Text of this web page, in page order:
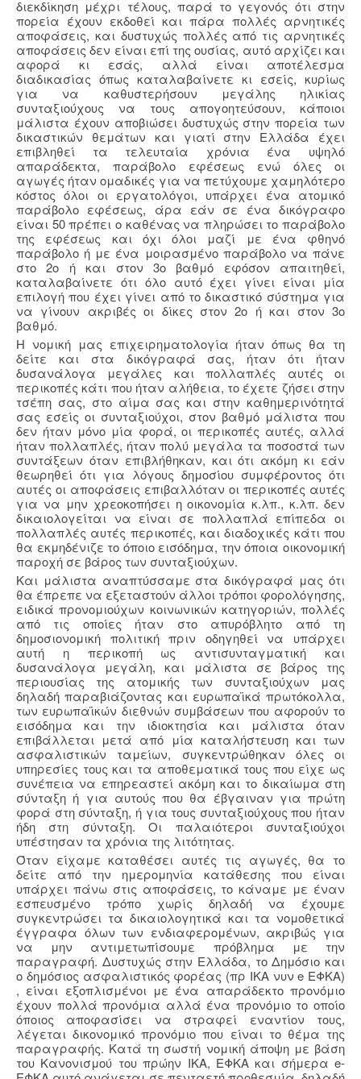
διεκδίκηση μέχρι τέλους, παρά το γεγονός ότι στην
πορεία έχουν εκδοθεί και πάρα πολλές αρνητικές
αποφάσεις, και δυστυχώς πολλές από τις αρνητικές
αποφάσεις δεν είναι επί της ουσίας, αυτό αρχίζει και
αφορά κι εσάς, αλλά είναι αποτέλεσμα
διαδικασίας όπως καταλαβαίνετε κι εσείς, κυρίως
για να καθυστερήσουν μεγάλης ηλικίας
συνταξιούχους να τους απογοητεύσουν, κάποιοι
μάλιστα έχουν αποβιώσει δυστυχώς στην πορεία των
δικαστικών θεμάτων και γιατί στην Ελλάδα έχει
επιβληθεί τα τελευταία χρόνια ένα υψηλό
απαράδεκτα, παράβολο εφέσεως ενώ όλες οι
αγωγές ήταν ομαδικές για να πετύχουμε χαμηλότερο
κόστος όλοι οι εργατολόγοι, υπάρχει ένα ατομικό
παράβολο εφέσεως, άρα εάν σε ένα δικόγραφο
είναι 50 πρέπει ο καθένας να πληρώσει το παράβολο
της εφέσεως και όχι όλοι μαζί με ένα φθηνό
παράβολο ή με ένα μοιρασμένο παράβολο να πάνε
στο 2ο ή και στον 3ο βαθμό εφόσον απαιτηθεί,
καταλαβαίνετε ότι όλο αυτό έχει γίνει είναι μία
επιλογή που έχει γίνει από το δικαστικό σύστημα για
να γίνουν ακριβές οι δίκες στον 2ο ή και στον 3ο
βαθμό.
Η νομική μας επιχειρηματολογία ήταν όπως θα τη
δείτε και στα δικόγραφά σας, ήταν ότι ήταν
δυσανάλογα μεγάλες και πολλαπλές αυτές οι
περικοπές κάτι που ήταν αλήθεια, το έχετε ζήσει στην
τσέπη σας, στο αίμα σας και στην καθημερινότητά
σας εσείς οι συνταξιούχοι, στον βαθμό μάλιστα που
δεν ήταν μόνο μία φορά, οι περικοπές αυτές, αλλά
ήταν πολλαπλές, ήταν πολύ μεγάλα τα ποσοστά των
συντάξεων όταν επιβλήθηκαν, και ότι ακόμη κι εάν
θεωρηθεί ότι για λόγους δημοσίου συμφέροντος ότι
αυτές οι αποφάσεις επιβαλλόταν οι περικοπές αυτές
για να μην χρεοκοπήσει η οικονομία κ.λπ., κ.λπ. δεν
δικαιολογείται να είναι σε πολλαπλά επίπεδα οι
πολλαπλές αυτές περικοπές, και διαδοχικές κάτι που
θα εκμηδένιζε το όποιο εισόδημα, την όποια οικονομική
παροχή σε βάρος των συνταξιούχων.
Και μάλιστα αναπτύσσαμε στα δικόγραφά μας ότι
θα έπρεπε να εξεταστούν άλλοι τρόποι φορολόγησης,
ειδικά προνομιούχων κοινωνικών κατηγοριών, πολλές
από τις οποίες ήταν στο απυρόβλητο από τη
δημοσιονομική πολιτική πριν οδηγηθεί να υπάρχει
αυτή η περικοπή ως αντισυνταγματική και
δυσανάλογα μεγάλη, και μάλιστα σε βάρος της
περιουσίας της ατομικής των συνταξιούχων μας
δηλαδή παραβιάζοντας και ευρωπαϊκά πρωτόκολλα,
των ευρωπαϊκών διεθνών συμβάσεων που αφορούν το
εισόδημα και την ιδιοκτησία και μάλιστα όταν
επιβάλλεται μετά από μία καταλήστευση και των
ασφαλιστικών ταμείων, συγκεντρώθηκαν όλες οι
υπηρεσίες τους και τα αποθεματικά τους που είχε ως
συνέπεια να επηρεαστεί ακόμη και το δικαίωμα στη
σύνταξη ή για αυτούς που θα έβγαιναν για πρώτη
φορά στη σύνταξη, ή για τους συνταξιούχους που ήταν
ήδη στη σύνταξη. Οι παλαιότεροι συνταξιούχοι
υπέστησαν τα χρόνια της λιτότητας.
Όταν είχαμε καταθέσει αυτές τις αγωγές, θα το
δείτε από την ημερομηνία κατάθεσης που είναι
υπάρχει πάνω στις αποφάσεις, το κάναμε με έναν
εσπευσμένο τρόπο χωρίς δηλαδή να έχουμε
συγκεντρώσει τα δικαιολογητικά και τα νομοθετικά
έγγραφα όλων των ενδιαφερομένων, ακριβώς για
να μην αντιμετωπίσουμε πρόβλημα με την
παραγραφή. Δυστυχώς στην Ελλάδα, το Δημόσιο και
ο δημόσιος ασφαλιστικός φορέας (πρ ΙΚΑ νυν e ΕΦΚΑ)
, είναι εξοπλισμένοι με ένα απαράδεκτο προνόμιο
έχουν πολλά προνόμια αλλά ένα προνόμιο το οποίο
όποιος αποφασίσει να στραφεί εναντίον τους,
λέγεται δικονομικό προνόμιο που είναι το θέμα της
παραγραφής. Κατά τη σωστή νομική άποψη με βάση
του Κανονισμού του πρώην ΙΚΑ, ΕΦΚΑ και σήμερα e-